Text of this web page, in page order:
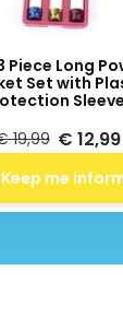
Piece Long
Set with
19,99 € 12,99
Keep me